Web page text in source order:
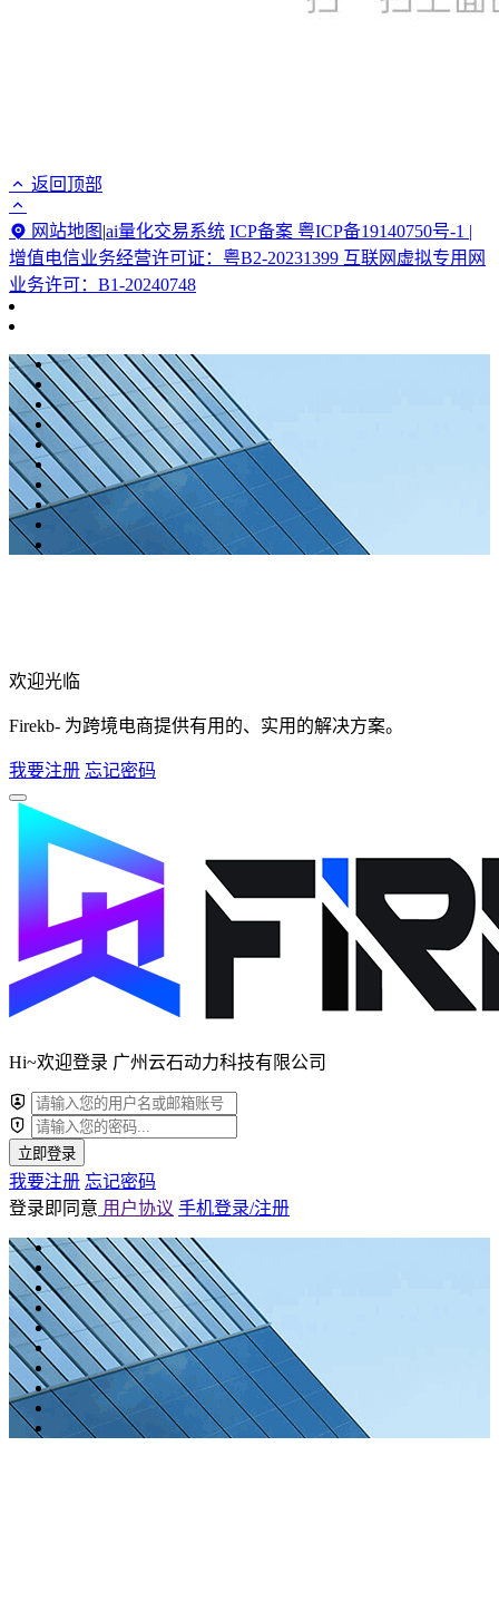
返回顶部
网站地图 |ai量化交易系统 ICP备案 粤ICP备19140750号-1 |
增值电信业务经营许可证：粤B2-20231399 互联网虚拟专用网
业务许可：B1-20240748
欢迎光临
Firekb- 为跨境电商提供有用的、实用的解决方案。
我要注册 忘记密码
Hi~欢迎登录 广州云石动力科技有限公司
立即登录
我要注册 忘记密码
登录即同意 用户协议 手机登录/注册